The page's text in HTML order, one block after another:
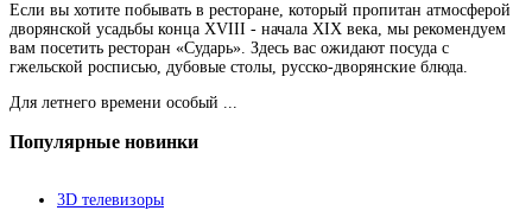
Если вы хотите побывать в ресторане, который пропитан атмосферой
дворянской усадьбы конца XVIII - начала XIX века, мы рекомендуем
вам посетить ресторан «Сударь». Здесь вас ожидают посуда с
гжельской росписью, дубовые столы, русско-дворянские блюда.
Для летнего времени особый ...
Популярные новинки
3D телевизоры